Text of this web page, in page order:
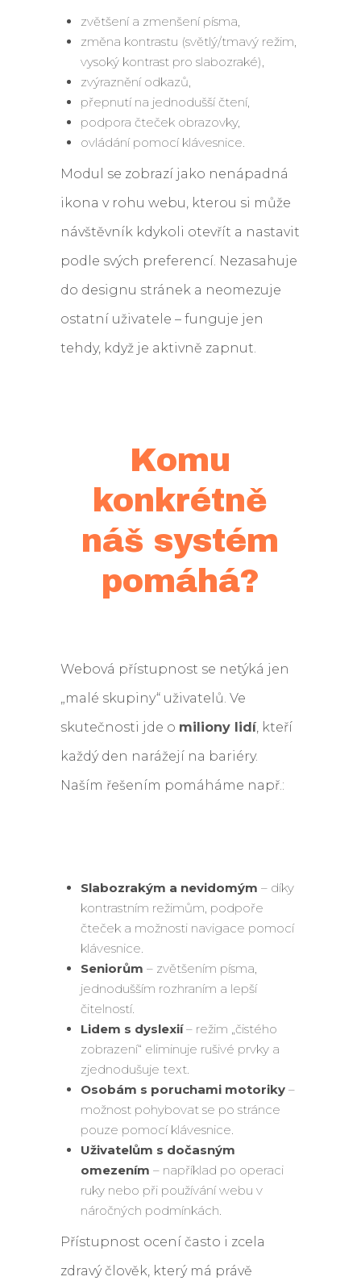
zvětšení a zmenšení písma,
změna kontrastu (světlý/tmavý režim,
vysoký kontrast pro slabozraké),
zvýraznění odkazů,
přepnutí na jednodušší čtení,
podpora čteček obrazovky,
ovládání pomocí klávesnice.
Modul se zobrazí jako nenápadná
ikona v rohu webu, kterou si může
návštěvník kdykoli otevřít a nastavit
podle svých preferencí. Nezasahuje
do designu stránek a neomezuje
ostatní uživatele – funguje jen
tehdy, když je aktivně zapnut.
Komu
konkrétně
náš systém
pomáhá?
Webová přístupnost se netýká jen
„malé skupiny“ uživatelů. Ve
skutečnosti jde o miliony lidí, kteří
každý den narážejí na bariéry.
Naším řešením pomáháme např.:
Slabozrakým a nevidomým – díky
kontrastním režimům, podpoře
čteček a možnosti navigace pomocí
klávesnice.
Seniorům – zvětšením písma,
jednodušším rozhraním a lepší
čitelností.
Lidem s dyslexií– režim „čistého
zobrazení“ eliminuje rušivé prvky a
zjednodušuje text.
Osobám s poruchami motoriky–
možnost pohybovat se po stránce
pouze pomocí klávesnice.
Uživatelům s dočasným
omezením – například po operaci
ruky nebo při používání webu v
náročných podmínkách.
Přístupnost ocení často i zcela
zdravý člověk, který má právě